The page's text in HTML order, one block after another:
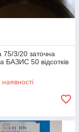
75/3/20 заточна
БАЗИС 50 відсотків